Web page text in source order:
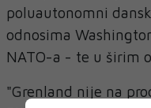
poluautonomni
odnosima
NATO-a - te u širim
"Grenland nije na